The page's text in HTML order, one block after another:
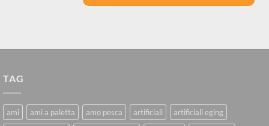
TAG
ami ami a paletta amo pesca artificiali
artificiali eging